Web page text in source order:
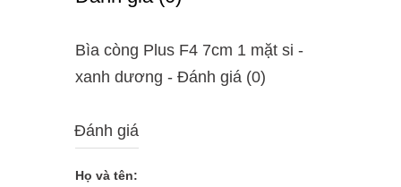
Bìa còng Plus F4 7cm 1 mặt si -
xanh dương - Ðánh giá (0)
Đánh giá
Họ và tên: